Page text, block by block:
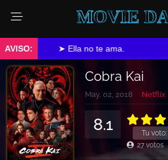
MOVIE DAYS
➤ Ella no te ama.
Cobra Kai
May. 02, 2018 Netflix
Tu voto:
8.1
27 votos